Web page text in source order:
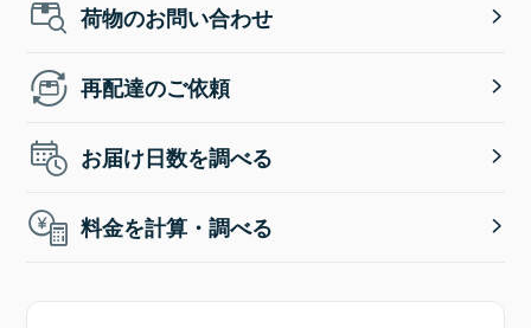
荷物のお問い合わせ
再配達のご依頼
お届け日数を調べる
料金を計算・調べる